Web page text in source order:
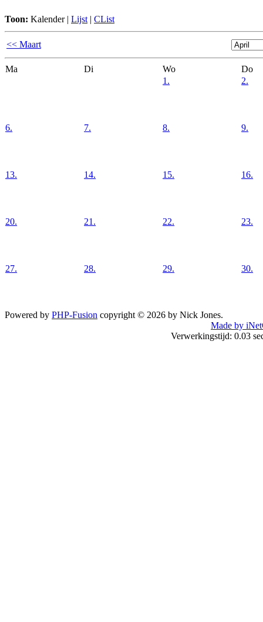
Toon: Kalender| Lijst | CList
<< Maart
Ma Di Wo
Do
1.
2.
6. 7. 8. 9.
13. 14. 15. 16.
20. 21. 22. 23.
27. 28. 29. 30.
Powered by PHP-Fusion copyright © 2026 by Nick Jones.
Made by
Verwerkingstijd: 0.03